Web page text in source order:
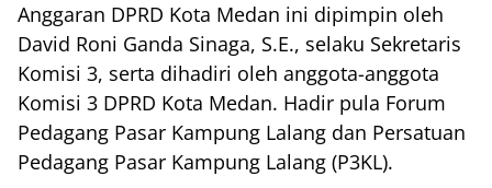
Anggaran DPRD Kota Medan ini dipimpin oleh
David Roni Ganda Sinaga, S.E., selaku Sekretaris
Komisi 3, serta dihadiri oleh anggota-anggota
Komisi 3 DPRD Kota Medan. Hadir pula Forum
Pedagang Pasar Kampung Lalang dan Persatuan
Pedagang Pasar Kampung Lalang (P3KL).